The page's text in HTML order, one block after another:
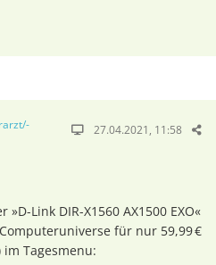
27.04.2021, 11:58
»D-Link DIR-X1560 AX1500 EXO«
für nur 59,99 €
Tagesmenu: